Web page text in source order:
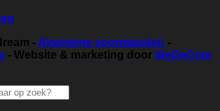
- Algemene voorwaarden -
- Website & marketing door WeDeCom